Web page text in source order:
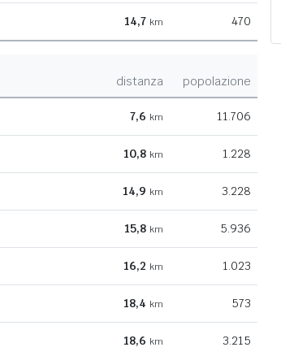
14,7 km 470
distanza popolazione
7,6 km 11.706
10,8 km 1.228
14,9 km 3.228
15,8 km 5.936
16,2 km 1.023
18,4 km 573
18,6 km 3.215